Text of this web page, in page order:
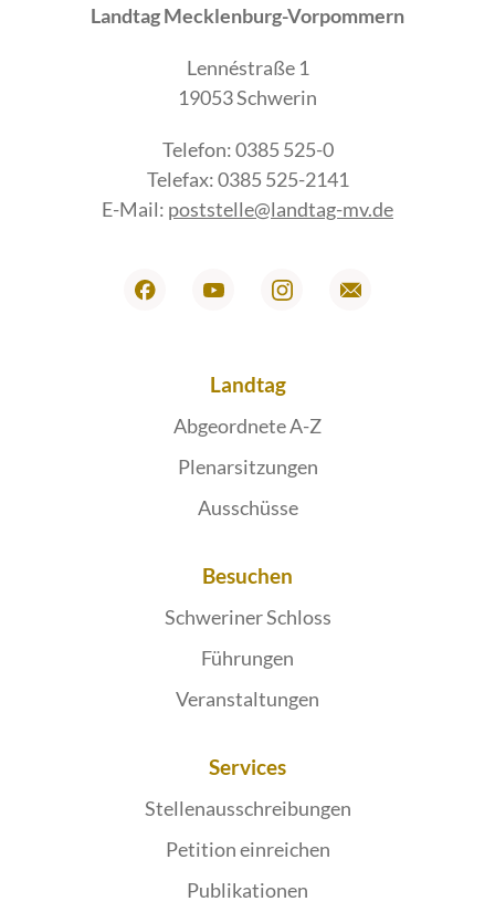
Landtag Mecklenburg-Vorpommern
Lennéstraße 1
19053 Schwerin
Telefon: 0385 525-0
Telefax: 0385 525-2141
E-Mail: poststelle@landtag-mv.de
Landtag
Abgeordnete A-Z
Plenarsitzungen
Ausschüsse
Besuchen
Schweriner Schloss
Führungen
Veranstaltungen
Services
Stellenausschreibungen
Petition einreichen
Publikationen